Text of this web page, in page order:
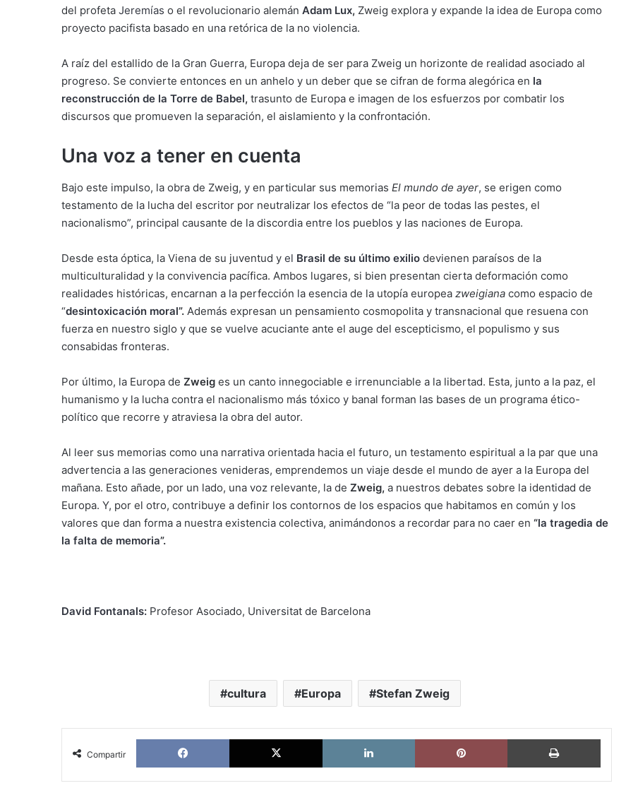
del profeta Jeremías o el revolucionario alemán Adam Lux, Zweig explora y expande la idea de Europa como
proyecto pacifista basado en una retórica de la no violencia.
A raíz del estallido de la Gran Guerra, Europa deja de ser para Zweig un horizonte de realidad asociado al
progreso. Se convierte entonces en un anhelo y un deber que se cifran de forma alegórica en la
reconstrucción de la Torre de Babel, trasunto de Europa e imagen de los esfuerzos por combatir los
discursos que promueven la separación, el aislamiento y la confrontación.
Una voz a tener en cuenta
Bajo este impulso, la obra de Zweig, y en particular sus memorias El mundo de ayer, se erigen como
testamento de la lucha del escritor por neutralizar los efectos de “la peor de todas las pestes, el
nacionalismo”, principal causante de la discordia entre los pueblos y las naciones de Europa.
Desde esta óptica, la Viena de su juventud y el Brasil de su último exilio devienen paraísos de la
multiculturalidad y la convivencia pacífica. Ambos lugares, si bien presentan cierta deformación como
realidades históricas, encarnan a la perfección la esencia de la utopía europea zweigiana como espacio de
“desintoxicación moral”. Además expresan un pensamiento cosmopolita y transnacional que resuena con
fuerza en nuestro siglo y que se vuelve acuciante ante el auge del escepticismo, el populismo y sus
consabidas fronteras.
Por último, la Europa de Zweig es un canto innegociable e irrenunciable a la libertad. Esta, junto a la paz, el
humanismo y la lucha contra el nacionalismo más tóxico y banal forman las bases de un programa ético-
político que recorre y atraviesa la obra del autor.
Al leer sus memorias como una narrativa orientada hacia el futuro, un testamento espiritual a la par que una
advertencia a las generaciones venideras, emprendemos un viaje desde el mundo de ayer a la Europa del
mañana. Esto añade, por un lado, una voz relevante, la de Zweig, a nuestros debates sobre la identidad de
Europa. Y, por el otro, contribuye a definir los contornos de los espacios que habitamos en común y los
valores que dan forma a nuestra existencia colectiva, animándonos a recordar para no caer en “la tragedia de
la falta de memoria”.
David Fontanals: Profesor Asociado, Universitat de Barcelona
cultura Europa Stefan Zweig
Compartir
Facebook X LinkedIn Pinterest Imprimir